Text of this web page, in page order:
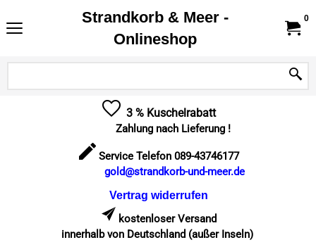
Strandkorb & Meer -
Onlineshop
0
3 % Kuschelrabatt
Zahlung nach Lieferung !
Service Telefon 089-43746177
gold@strandkorb-und-meer.de
Vertrag widerrufen
kostenloser Versand
innerhalb von Deutschland (außer Inseln)